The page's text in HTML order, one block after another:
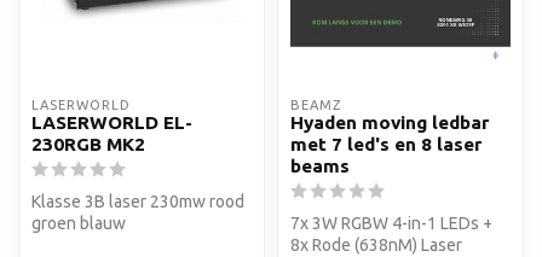
LASERWORLD
LASERWORLD EL-
230RGB MK2
Klasse 3B laser 230mw rood
groen blauw
BEAMZ
Hyaden moving ledbar
met 7 led's en 8 laser
beams
7x 3W RGBW 4-in-1 LEDs +
8x Rode (638nM) Laser